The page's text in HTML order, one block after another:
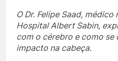
O Dr. Felipe Saad,
Hospital Albert Sabin,
com o cérebro e como
impacto na cabeça.